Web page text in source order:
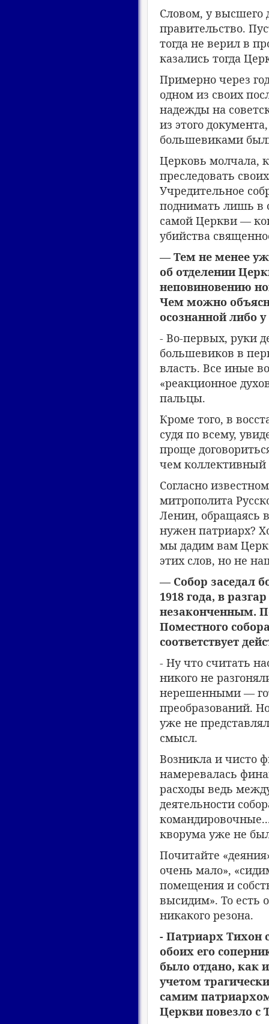
Словом, у высшего
правительство.
тогда не верил в
казались тогда
Примерно через
одном из своих
надежды на
из этого
большевиками
Церковь молчала,
преследовать
Учредительное
поднимать лишь в
самой Церкви —
убийства
— Тем не менее
об отделении
неповиновению
Чем можно
осознанной либо
- Во-первых, руки
большевиков в
власть. Все иные
«реакционное
пальцы.
Кроме того, в
судя по всему,
проще
чем коллективный
Согласно
митрополита
Ленин, обращаясь
нужен патриарх?
мы дадим вам
этих слов, но не
— Собор заседал
1918 года, в
незаконченным.
Поместного
соответствует
- Ну что считать
никого не
нерешенными —
преобразований.
уже не
смысл.
Возникла и чисто
намеревалась
расходы ведь
деятельности
кворума уже не
Почитайте
очень мало»,
помещения и
высидим». То есть
никакого резона.
- Патриарх Тихон
обоих его
было отдано, как
учетом
самим
Церкви повезло